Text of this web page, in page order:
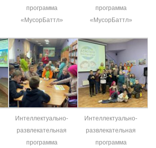
программа
«МусорБаттл»
программа
«МусорБаттл»
Интеллектуально-
развлекательная
программа
Интеллектуально-
развлекательная
программа